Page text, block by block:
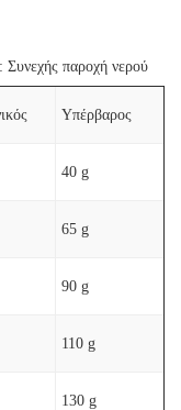
Συνεχής παροχή νερού
Υπέρβαρος
40 g
65 g
90 g
110 g
130 g